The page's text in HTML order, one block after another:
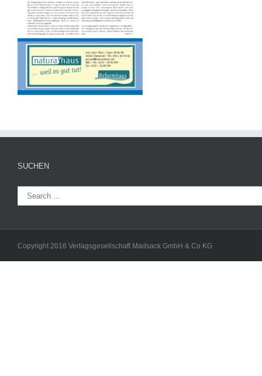
SUCHEN
Copyright 2016 Verlagsgesellschaft Madsack GmbH & Co KG